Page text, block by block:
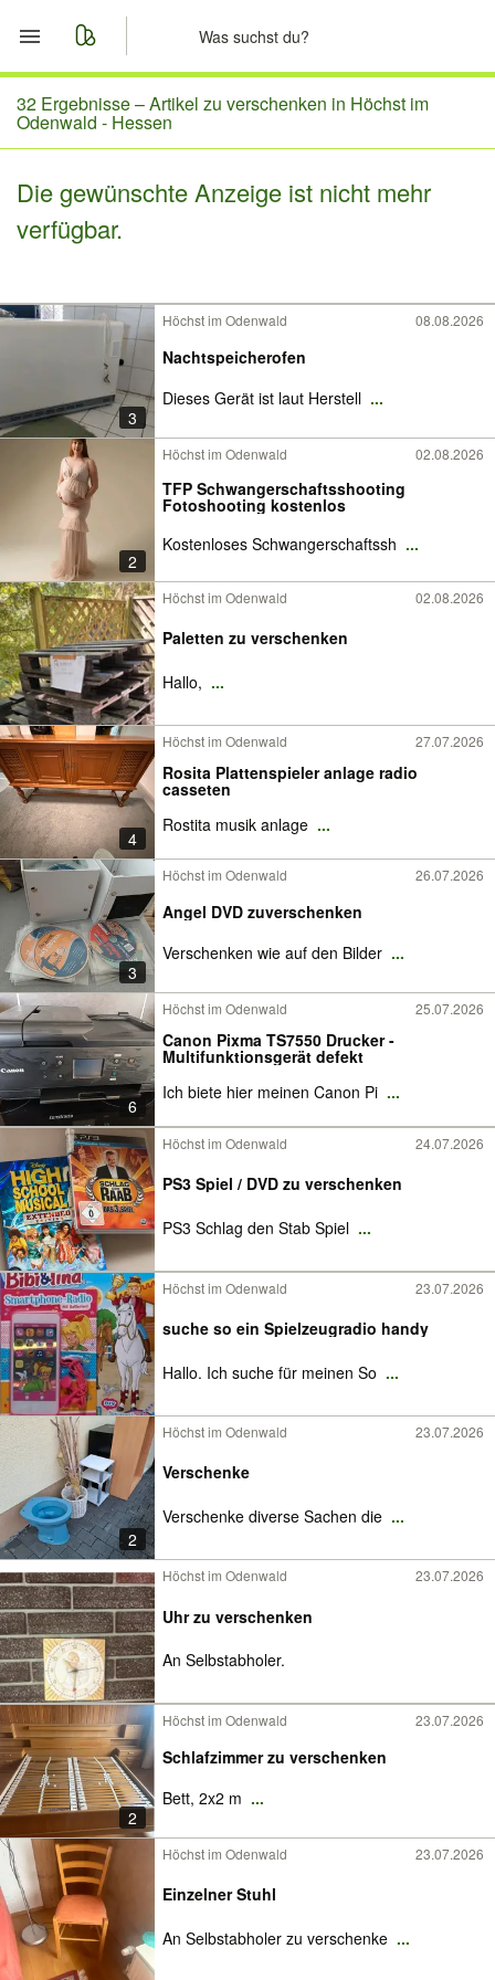
Start
Merkliste
Nachrichten
32 Ergebnisse –Artikel zu verschenken in Höchst im
Odenwald - Hessen
Die gewünschte Anzeige ist nicht mehr
verfügbar.
3
Höchst im Odenwald 08.08.2026
Nachtspeicherofen
Dieses Gerät ist laut Herstell ...
2
Höchst im Odenwald 02.08.2026
TFP Schwangerschaftsshooting
Fotoshooting kostenlos
Kostenloses Schwangerschaftssh ...
Höchst im Odenwald 02.08.2026
Paletten zu verschenken
Hallo, ...
4
Höchst im Odenwald 27.07.2026
Rosita Plattenspieler anlage radio
casseten
Rostita musik anlage ...
3
Höchst im Odenwald 26.07.2026
Angel DVD zuverschenken
Verschenken wie auf den Bilder ...
6
Höchst im Odenwald 25.07.2026
Canon Pixma TS7550 Drucker -
Multifunktionsgerät defekt
Ich biete hier meinen Canon Pi ...
Höchst im Odenwald 24.07.2026
PS3 Spiel / DVD zu verschenken
PS3 Schlag den Stab Spiel ...
Höchst im Odenwald 23.07.2026
suche so ein Spielzeugradio handy
Hallo. Ich suche für meinen So ...
2
Höchst im Odenwald 23.07.2026
Verschenke
Verschenke diverse Sachen die ...
Höchst im Odenwald 23.07.2026
Uhr zu verschenken
An Selbstabholer.
2
Höchst im Odenwald 23.07.2026
Schlafzimmer zu verschenken
Bett, 2x2 m ...
Höchst im Odenwald 23.07.2026
Einzelner Stuhl
An Selbstabholer zu verschenke ...